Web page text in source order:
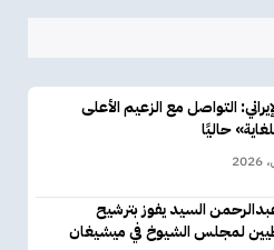
التواصل مع الزعيم الأعلى
حاليًا
السيد يفوز بترشيح
لمجلس الشيوخ في ميشيغان